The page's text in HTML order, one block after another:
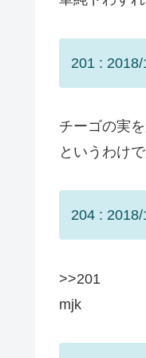
201 :
チーゴの実
というわけ
204 :
>>201
mjk